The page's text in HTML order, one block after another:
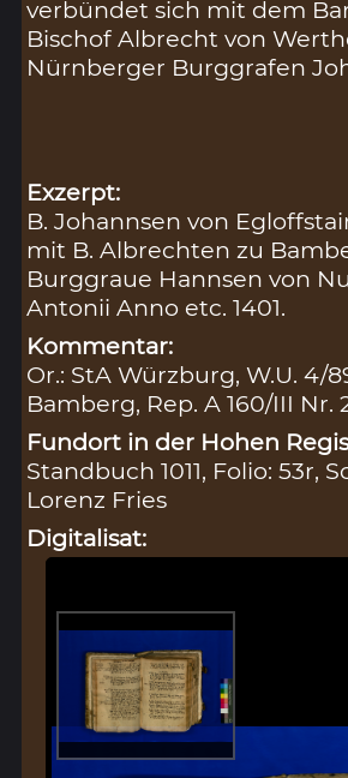
verbündet sich mit dem
Bischof Albrecht von
Nürnberger Burggrafen
Exzerpt:
B. Johannsen von
mit B. Albrechten zu
Burggraue Hannsen von
Antonii Anno etc. 1401.
Kommentar:
Or.: StA Würzburg, W.U. 4/
Bamberg, Rep. A 160/III Nr.
Fundort in der Hohen
Standbuch 1011, Folio: 53r,
Lorenz Fries
Digitalisat: